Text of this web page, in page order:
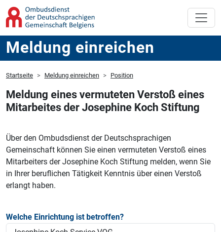
Meldung einreichen
Startseite Meldung einreichen Position
Meldung eines vermuteten Verstoß eines
Mitarbeites der Josephine Koch Stiftung
Über den Ombudsdienst der Deutschsprachigen
Gemeinschaft können Sie einen vermuteten Verstoß eines
Mitarbeiters der Josephine Koch Stiftung melden, wenn Sie
in Ihrer beruflichen Tätigkeit Kenntnis über einen Verstoß
erlangt haben.
Welche Einrichtung ist betroffen?